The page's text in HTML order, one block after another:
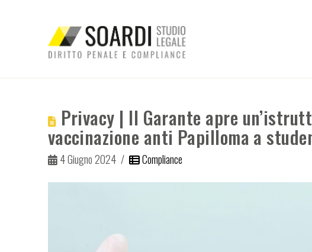
Privacy | Il Garante apre
vaccinazione anti Papilloma a
4 Giugno 2024 Compliance